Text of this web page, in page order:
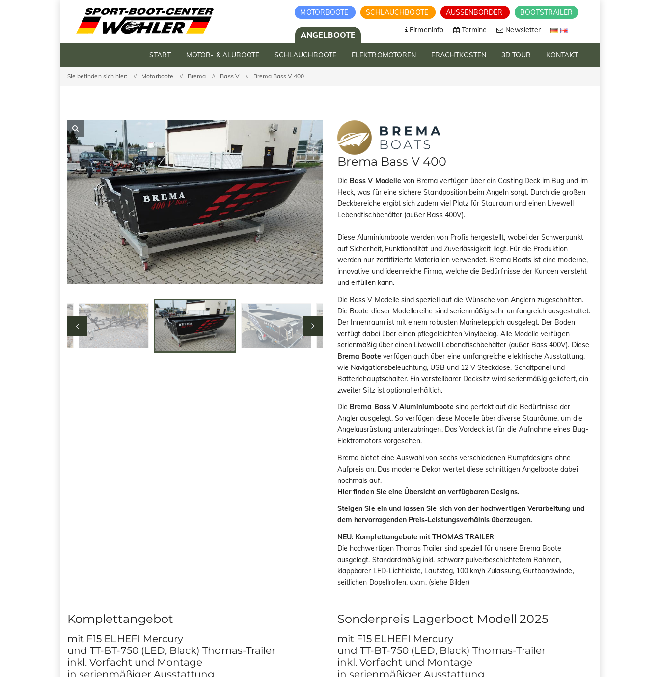
MOTORBOOTE SCHLAUCHBOOTE AUSSENBORDER BOOTSTRAILER
ANGELBOOTE Firmeninfo Termine Newsletter
START MOTOR- & ALUBOOTE SCHLAUCHBOOTE ELEKTROMOTOREN FRACHTKOSTEN 3D TOUR KONTAKT
Sie befinden sich hier: Motorboote Brema Bass V Brema Bass V 400
Brema Bass V 400
Die Bass V Modellevon Brema verfügen über ein Casting Deck im Bug und im
Heck, was für eine sichere Standposition beim Angeln sorgt. Durch die großen
Deckbereiche ergibt sich zudem viel Platz für Stauraum und einen Livewell
Lebendfischbehälter (außer Bass 400V).
Diese Aluminiumboote werden von Profis hergestellt, wobei der Schwerpunkt
auf Sicherheit, Funktionalität und Zuverlässigkeit liegt. Für die Produktion
werden nur zertifizierte Materialien verwendet. Brema Boats ist eine moderne,
innovative und ideenreiche Firma, welche die Bedürfnisse der Kunden versteht
und erfüllen kann.
Die Bass V Modelle sind speziell auf die Wünsche von Anglern zugeschnitten.
Die Boote dieser Modellereihe sind serienmäßig sehr umfangreich ausgestattet.
Der Innenraum ist mit einem robusten Marineteppich ausgelegt. Der Boden
verfügt dabei über einen pflegeleichten Vinylbelag. Alle Modelle verfügen
serienmäßig über einen Livewell Lebendfischbehälter (außer Bass 400V). Diese
Brema Booteverfügen auch über eine umfangreiche elektrische Ausstattung,
wie Navigationsbeleuchtung, USB und 12 V Steckdose, Schaltpanel und
Batteriehauptschalter. Ein verstellbarer Decksitz wird serienmäßig geliefert, ein
zweiter Sitz ist optional erhältich.
Die Brema Bass V Aluminiumbootesind perfekt auf die Bedürfnisse der
Angler ausgelegt. So verfügen diese Modelle über diverse Stauräume, um die
Angelausrüstung unterzubringen. Das Vordeck ist für die Aufnahme eines Bug-
Elektromotors vorgesehen.
Brema bietet eine Auswahl von sechs verschiedenen Rumpfdesigns ohne
Aufpreis an. Das moderne Dekor wertet diese schnittigen Angelboote dabei
nochmals auf.
Hier finden Sie eine Übersicht an verfügbaren Designs.
Steigen Sie ein und lassen Sie sich von der hochwertigen Verarbeitung und
dem hervorragenden Preis-Leistungsverhälnis überzeugen.
NEU: Komplettangebote mit THOMAS TRAILER
Die hochwertigen Thomas Trailer sind speziell für unsere Brema Boote
ausgelegt. Standardmäßig inkl. schwarz pulverbeschichtetem Rahmen,
klappbarer LED-Lichtleiste, Laufsteg, 100 km/h Zulassung, Gurtbandwinde,
seitlichen Dopellrollen, u.v.m. (siehe Bilder)
Komplettangebot
mit F15 ELHEFI Mercury
und TT-BT-750 (LED, Black) Thomas-Trailer
inkl. Vorfacht und Montage
in serienmäßiger Ausstattung
Sonderpreis Lagerboot Modell 2025
mit F15 ELHEFI Mercury
und TT-BT-750 (LED, Black) Thomas-Trailer
inkl. Vorfacht und Montage
in serienmäßiger Ausstattung